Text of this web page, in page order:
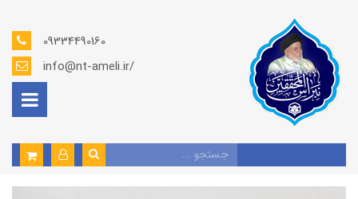
09334490160
info@nt-ameli.ir/